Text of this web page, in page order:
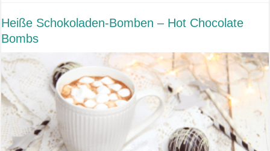
Heiße Schokoladen-Bomben – Hot Chocolate
Bombs